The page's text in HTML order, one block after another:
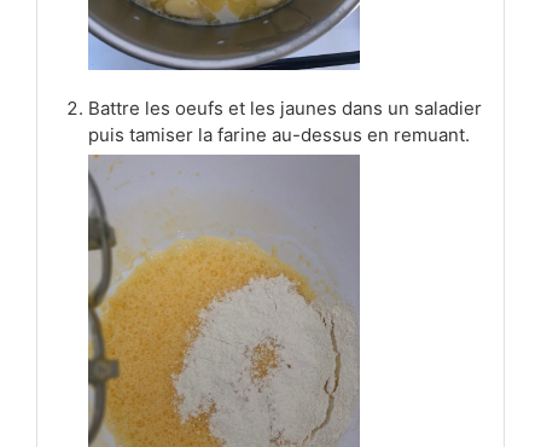
Battre les oeufs et les jaunes dans un saladier
puis tamiser la farine au-dessus en remuant.